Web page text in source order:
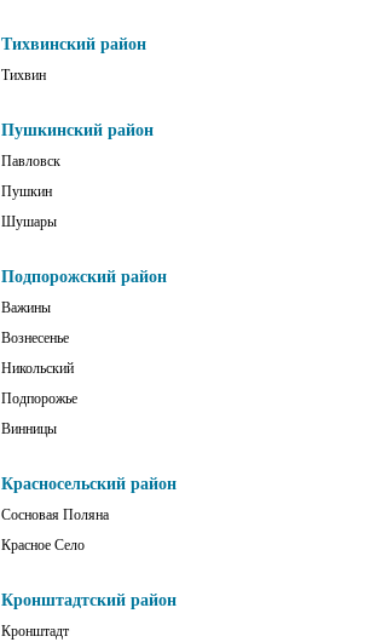
Тихвинский район
Тихвин
Пушкинский район
Павловск
Пушкин
Шушары
Подпорожский район
Важины
Вознесенье
Никольский
Подпорожье
Винницы
Красносельский район
Сосновая Поляна
Красное Село
Кронштадтский район
Кронштадт